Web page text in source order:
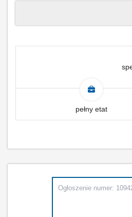
pełny etat
Ogłoszenie numer: